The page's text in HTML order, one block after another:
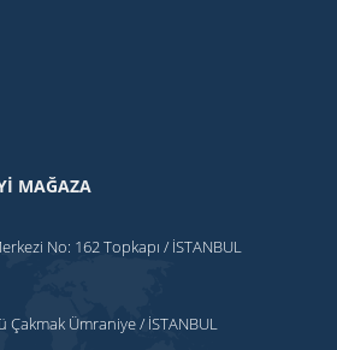
MAĞAZA
No: 162 Topkapı / İSTANBUL
Çakmak Ümraniye / İSTANBUL